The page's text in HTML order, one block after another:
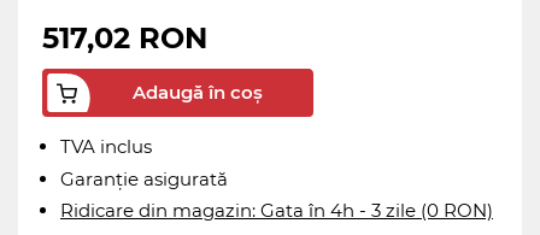
517,02 RON
Adaugă în coș
TVA inclus
Garanție asigurată
Ridicare din magazin: Gata în 4h - 3 zile (0 RON)